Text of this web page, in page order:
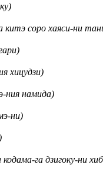
соро хаяси-ни
хицудзи)
ния намида)
ни)
га дзигоку-ни